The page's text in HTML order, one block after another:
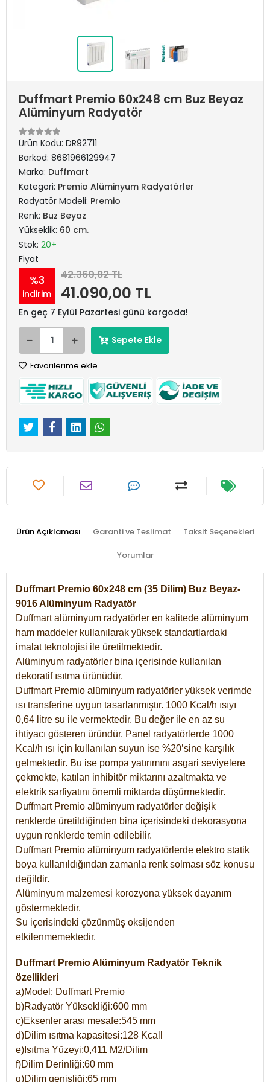
Duffmart Premio 60x248 cm Buz Beyaz
Alüminyum Radyatör
Ürün Kodu: DR92711
Barkod: 8681966129947
Marka: Duffmart
Kategori: Premio Alüminyum Radyatörler
Radyatör Modeli: Premio
Renk: Buz Beyaz
Yükseklik: 60 cm.
Stok: 20+
Fiyat
%3
indirim
42.360,82 TL
41.090,00 TL
En geç 7 Eylül Pazartesi günü kargoda!
Sepete Ekle
Favorilerime ekle
Ürün Açıklaması Garanti ve Teslimat Taksit Seçenekleri
Yorumlar
Duffmart Premio 60x248 cm (35 Dilim) Buz Beyaz-
9016 Alüminyum Radyatör
Duffmart alüminyum radyatörler en kalitede alüminyum
ham maddeler kullanılarak yüksek standartlardaki
imalat teknolojisi ile üretilmektedir.
Alüminyum radyatörler bina içerisinde kullanılan
dekoratif ısıtma ürünüdür.
Duffmart Premio alüminyum radyatörler yüksek verimde
ısı transferine uygun tasarlanmıştır. 1000 Kcal/h ısıyı
0,64 litre su ile vermektedir. Bu değer ile en az su
ihtiyacı gösteren üründür. Panel radyatörlerde 1000
Kcal/h ısı için kullanılan suyun ise %20’sine karşılık
gelmektedir. Bu ise pompa yatırımını asgari seviyelere
çekmekte, katılan inhibitör miktarını azaltmakta ve
elektrik sarfiyatını önemli miktarda düşürmektedir.
Duffmart Premio alüminyum radyatörler değişik
renklerde üretildiğinden bina içerisindeki dekorasyona
uygun renklerde temin edilebilir.
Duffmart Premio alüminyum radyatörlerde elektro statik
boya kullanıldığından zamanla renk solması söz konusu
değildir.
Alüminyum malzemesi korozyona yüksek dayanım
göstermektedir.
Su içerisindeki çözünmüş oksijenden
etkilenmemektedir.
Duffmart Premio Alüminyum Radyatör Teknik
özellikleri
a)Model: Duffmart Premio
b)Radyatör Yüksekliği:600 mm
c)Eksenler arası mesafe:545 mm
d)Dilim ısıtma kapasitesi:128 Kcall
e)Isıtma Yüzeyi:0,411 M2/Dilim
f)Dilim Derinliği:60 mm
g)Dilim genişliği:65 mm